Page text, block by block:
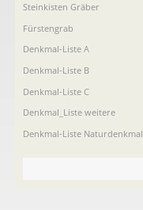
Steinkisten Gräber
Fürstengrab
Denkmal-Liste A
Denkmal-Liste B
Denkmal-Liste C
Denkmal_Liste weitere
Denkmal-Liste Naturdenkmal